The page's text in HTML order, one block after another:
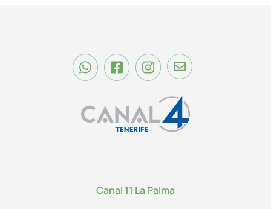
Canal 11 La Palma